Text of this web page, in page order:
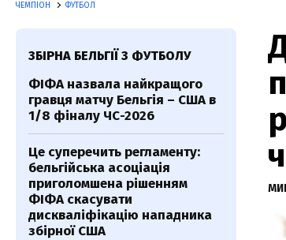
ЧЕМПІОН ФУТБОЛ
ЗБІРНА БЕЛЬГІЇ З ФУТБОЛУ
ФІФА назвала найкращого
гравця матчу Бельгія – США в
1/8 фіналу ЧС-2026
Це суперечить регламенту:
бельгійська асоціація
приголомшена рішенням
ФІФА скасувати
дискваліфікацію нападника
збірної США